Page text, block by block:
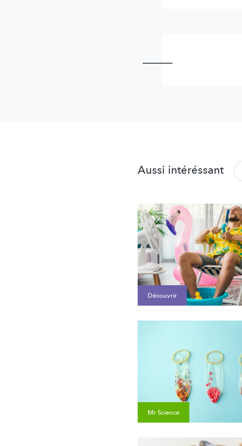
Aussi intéréssant
Découvrir
Mr Science